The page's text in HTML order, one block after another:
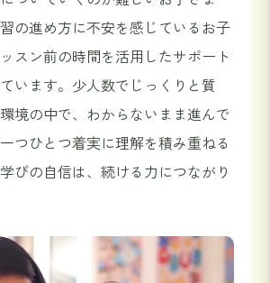
の進め方に不安を感じているお子
スン前の時間を活用したサポート
います。少人数でじっくりと質
境の中で、わからないまま進んで
つひとつ着実に理解を積み重ねる
びの自信は、続ける力につながり